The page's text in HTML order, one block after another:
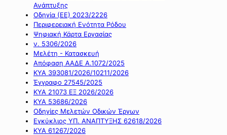
Ανάπτυξης
Οδηγία (ΕΕ) 2023/2226
Περιφερειακή Ενότητα Ρόδου
Ψηφιακή Κάρτα Εργασίας
ν. 5306/2026
Μελέτη - Κατασκευή
Απόφαση ΑΑΔΕ Α.1072/2025
ΚΥΑ 393081/2026/10211/2026
Έγγραφο 27545/2025
ΚΥΑ 21073 ΕΞ 2026/2026
ΚΥΑ 53686/2026
Οδηγίες Μελετών Οδικών Έργων
Εγκύκλιος ΥΠ. ΑΝΑΠΤΥΞΗΣ 62618/2026
ΚΥΑ 61267/2026